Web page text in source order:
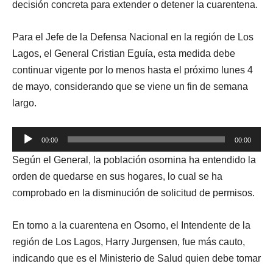
decisión concreta para extender o detener la cuarentena.
Para el Jefe de la Defensa Nacional en la región de Los
Lagos, el General Cristian Eguía, esta medida debe
continuar vigente por lo menos hasta el próximo lunes 4
de mayo, considerando que se viene un fin de semana
largo.
Reproductor
de
audio
00:00 00:00
Según el General, la población osornina ha entendido la
orden de quedarse en sus hogares, lo cual se ha
comprobado en la disminución de solicitud de permisos.
En torno a la cuarentena en Osorno, el Intendente de la
región de Los Lagos, Harry Jurgensen, fue más cauto,
indicando que es el Ministerio de Salud quien debe tomar